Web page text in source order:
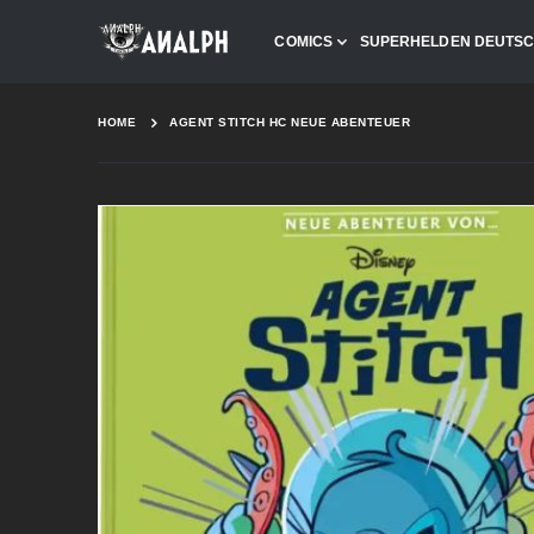
COMICS SUPERHELDEN
HOME AGENT STITCH HC NEUE ABENTEUER